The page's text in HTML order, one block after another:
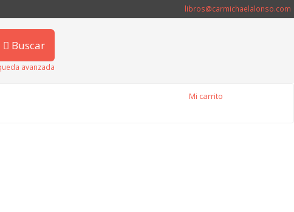
libros@carmichaelalonso.com
Buscar
avanzada
Mi carrito